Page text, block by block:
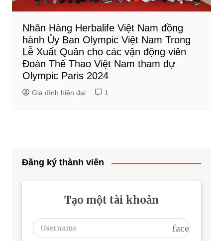
Nhãn Hàng Herbalife Việt Nam đồng
hành Ủy Ban Olympic Việt Nam Trong
Lễ Xuất Quân cho các vận động viên
Đoàn Thể Thao Việt Nam tham dự
Olympic Paris 2024
Gia đình hiện đại 1
Đăng ký thành viên
Tạo một tài khoản
face